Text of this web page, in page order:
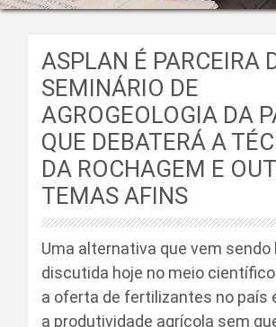
ASPLAN É PARCEIRA
SEMINÁRIO DE
AGROGEOLOGIA DA
QUE DEBATERÁ A
DA ROCHAGEM E
TEMAS AFINS
Uma alternativa que vem
discutida hoje no meio
a oferta de fertilizantes no país
a produtividade agrícola sem